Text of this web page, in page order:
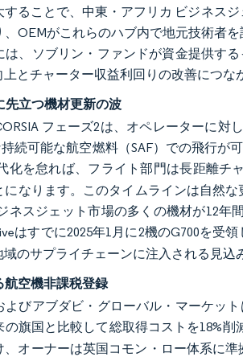
ることで、中東・アフリカ ビジネス
OEMがこれらのハブ内で地元技術者
、ソブリン・ファンドが資金提供す
とチャーター収益利回りの改善につな
先立つ機材更新の波
フェーズ2は、オペレーターに対
続可能な航空燃料（SAF）での飛行が
化を怠れば、フライト部門は長距離チ
なります。このタイムラインは自然
ネスジェット市場の多くの機材が12
はすでに2025年1月に2機のG700を受
のサプライチェーンに注入される見込
航空機非課税登録
よびアブダビ・グローバル・マーケッ
旗国と比較して総取得コストを18%削
オーナーは英国コモン・ロー体系に